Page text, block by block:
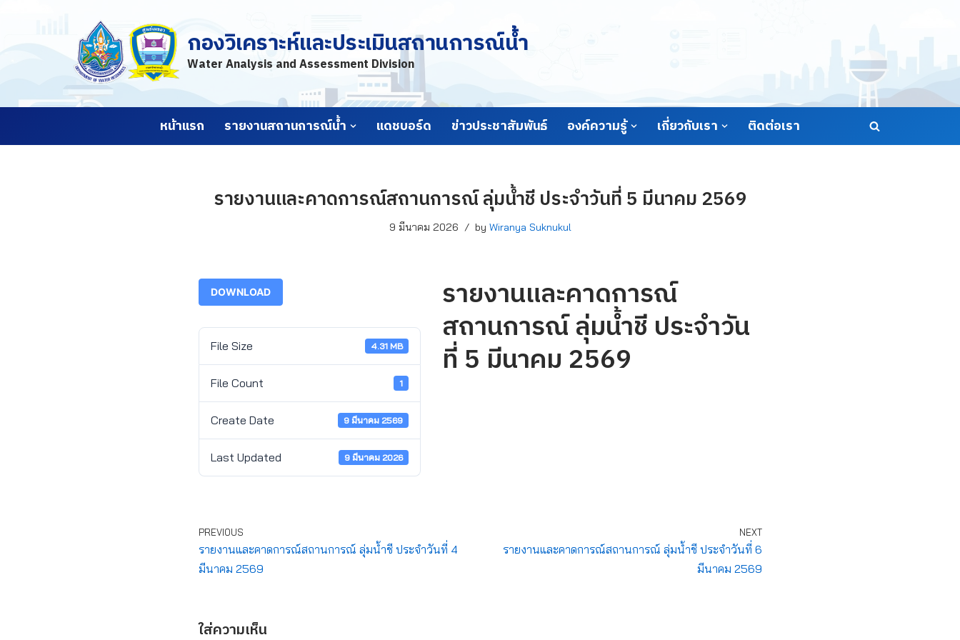
กองวิเคราะห์และประเมินสถานการณ์น้ำ
Water Analysis and Assessment Division
หน้าแรก รายงานสถานการณ์น้ำ แดชบอร์ด ข่าวประชาสัมพันธ์ องค์ความรู้ เกี่ยวกับเรา ติดต่อเรา
รายงานและคาดการณ์สถานการณ์ ลุ่มน้ำชี ประจำวันที่ 5 มีนาคม 2569
9 มีนาคม 2026 by Wiranya Suknukul
DOWNLOAD
File Size 4.31 MB
File Count 1
Create Date 9 มีนาคม 2569
Last Updated 9 มีนาคม 2026
รายงานและคาดการณ์
สถานการณ์ ลุ่มน้ำชี ประจำวัน
ที่ 5 มีนาคม 2569
PREVIOUS
รายงานและคาดการณ์สถานการณ์ ลุ่มน้ำชี ประจำวันที่ 4
มีนาคม 2569
NEXT
รายงานและคาดการณ์สถานการณ์ ลุ่มน้ำชี ประจำวันที่ 6
มีนาคม 2569
ใส่ความเห็น